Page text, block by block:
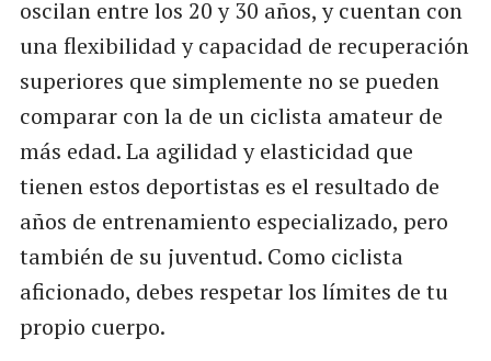
oscilan entre los 20 y 30 años, y cuentan con
una flexibilidad y capacidad de recuperación
superiores que simplemente no se pueden
comparar con la de un ciclista amateur de
más edad. La agilidad y elasticidad que
tienen estos deportistas es el resultado de
años de entrenamiento especializado, pero
también de su juventud. Como ciclista
aficionado, debes respetar los límites de tu
propio cuerpo.